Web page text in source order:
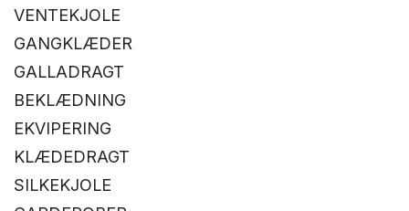
VENTEKJOLE
GANGKLÆDER
GALLADRAGT
BEKLÆDNING
EKVIPERING
KLÆDEDRAGT
SILKEKJOLE